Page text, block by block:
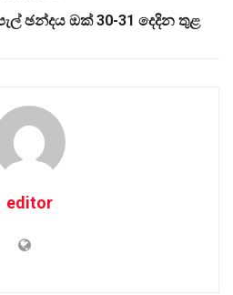
ඡන්දය ඔක් 30-31 දෙදින තුළ
editor